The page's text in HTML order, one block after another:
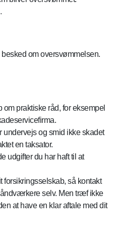
om oversvømmelsen.
praktiske råd, for eksempel
undervejs og smid ikke skadet
en taksator.
udgifter du har haft til at
forsikringsselskab, så kontakt
selv. Men træf ikke
at have en klar aftale med dit